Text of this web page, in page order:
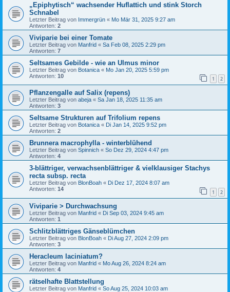
„Epiphytisch“ wachsender Huflattich und stink Storch
Schnabel
Letzter Beitrag von Immergrün « Mo Mär 31, 2025 9:27 am
Antworten: 2
Viviparie bei einer Tomate
Letzter Beitrag von Manfrid « Sa Feb 08, 2025 2:29 pm
Antworten: 7
Seltsames Gebilde - wie an Ulmus minor
Letzter Beitrag von Botanica « Mo Jan 20, 2025 5:59 pm
Antworten: 10 1 2
Pflanzengalle auf Salix (repens)
Letzter Beitrag von abeja « Sa Jan 18, 2025 11:35 am
Antworten: 3
Seltsame Strukturen auf Trifolium repens
Letzter Beitrag von Botanica « Di Jan 14, 2025 9:52 pm
Antworten: 2
Brunnera macrophylla - winterblühend
Letzter Beitrag von Spinnich « So Dez 29, 2024 4:47 pm
Antworten: 4
3-blättriger, verwachsenblättriger & vielklausiger Stachys
recta subsp. recta
Letzter Beitrag von BlonBoah « Di Dez 17, 2024 8:07 am
Antworten: 14 1 2
Viviparie > Durchwachsung
Letzter Beitrag von Manfrid « Di Sep 03, 2024 9:45 am
Antworten: 1
Schlitzblättriges Gänseblümchen
Letzter Beitrag von BlonBoah « Di Aug 27, 2024 2:09 pm
Antworten: 3
Heracleum laciniatum?
Letzter Beitrag von Manfrid « Mo Aug 26, 2024 8:24 am
Antworten: 4
rätselhafte Blattstellung
Letzter Beitrag von Manfrid « So Aug 25, 2024 10:03 am